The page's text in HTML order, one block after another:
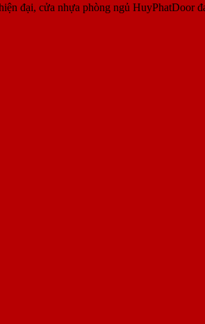
đại, cửa nhựa phòng ngủ HuyPhatDoor